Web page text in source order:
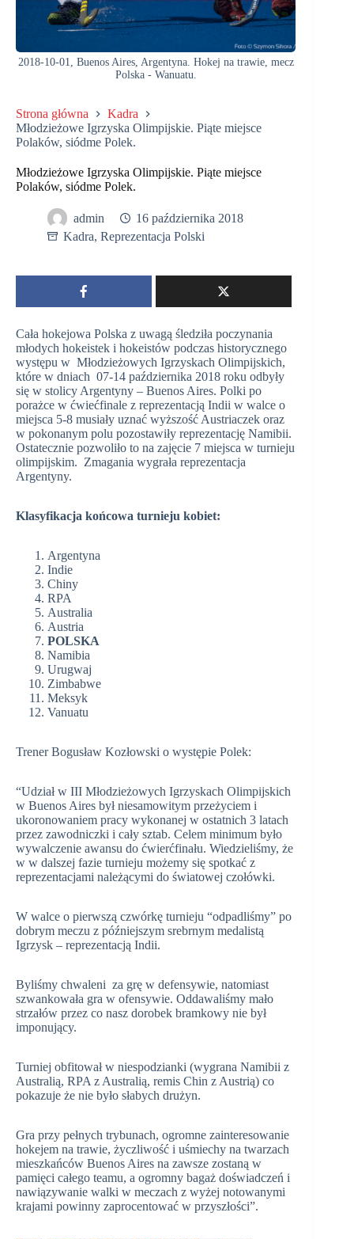
2018-10-01, Buenos Aires, Argentyna. Hokej na trawie, mecz
Polska - Wanuatu.
Strona główna
Kadra
Młodzieżowe Igrzyska Olimpijskie. Piąte miejsce
Polaków, siódme Polek.
Młodzieżowe Igrzyska Olimpijskie. Piąte miejsce
Polaków, siódme Polek.
admin
16 października 2018
Kadra, Reprezentacja Polski
Cała hokejowa Polska z uwagą śledziła poczynania
młodych hokeistek i hokeistów podczas historycznego
występu w Młodzieżowych Igrzyskach Olimpijskich,
które w dniach 07-14 października 2018 roku odbyły
się w stolicy Argentyny – Buenos Aires. Polki po
porażce w ćwiećfinale z reprezentacją Indii w walce o
miejsca 5-8 musiały uznać wyższość Austriaczek oraz
w pokonanym polu pozostawiły reprezentację Namibii.
Ostatecznie pozwoliło to na zajęcie 7 miejsca w turnieju
olimpijskim. Zmagania wygrała reprezentacja
Argentyny.
Klasyfikacja końcowa turnieju kobiet:
Argentyna
Indie
Chiny
RPA
Australia
Austria
POLSKA
Namibia
Urugwaj
Zimbabwe
Meksyk
Vanuatu
Trener Bogusław Kozłowski o występie Polek:
“Udział w III Młodzieżowych Igrzyskach Olimpijskich
w Buenos Aires był niesamowitym przeżyciem i
ukoronowaniem pracy wykonanej w ostatnich 3 latach
przez zawodniczki i cały sztab. Celem minimum było
wywalczenie awansu do ćwierćfinału. Wiedzieliśmy, że
w w dalszej fazie turnieju możemy się spotkać z
reprezentacjami należącymi do światowej czołówki.
W walce o pierwszą czwórkę turnieju “odpadliśmy” po
dobrym meczu z późniejszym srebrnym medalistą
Igrzysk – reprezentacją Indii.
Byliśmy chwaleni za grę w defensywie, natomiast
szwankowała gra w ofensywie. Oddawaliśmy mało
strzałów przez co nasz dorobek bramkowy nie był
imponujący.
Turniej obfitował w niespodzianki (wygrana Namibii z
Australią, RPA z Australią, remis Chin z Austrią) co
pokazuje że nie było słabych drużyn.
Gra przy pełnych trybunach, ogromne zainteresowanie
hokejem na trawie, życzliwość i uśmiechy na twarzach
mieszkańców Buenos Aires na zawsze zostaną w
pamięci całego teamu, a ogromny bagaż doświadczeń i
nawiązywanie walki w meczach z wyżej notowanymi
krajami powinny zaprocentować w przyszłości”.